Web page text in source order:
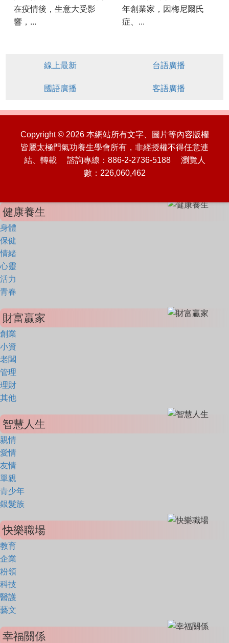
在疫情後，生意大受影
響，...
年創業家，因梅尼爾氏
症、...
線上最新 台語廣播
國語廣播 客語廣播
Copyright © 2026 本網站所有文字、圖片等內容版權
皆屬太極門氣功養生學會所有，非經授權不得任意連
結、轉載 諮詢專線：886-2-2736-5188 瀏覽人
數：226,060,462
健康養生
身體
保健
情緒
心靈
活力
青春
財富贏家
創業
小資
老闆
管理
理財
其他
智慧人生
親情
愛情
友情
單親
青少年
銀髮族
快樂職場
教育
企業
粉領
科技
醫護
藝文
幸福關係